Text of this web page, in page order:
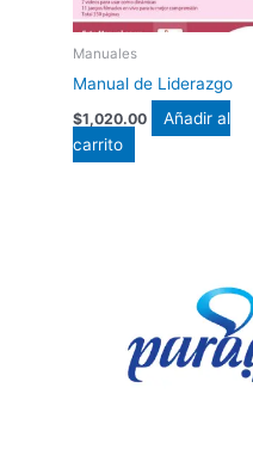
Manuales
Manual de Liderazgo
$1,020.00
Añadir al
carrito